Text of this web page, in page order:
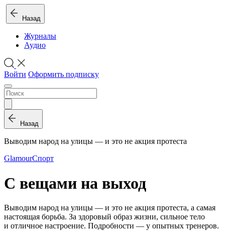
Назад
Журналы
Аудио
Войти Оформить подписку
Назад
Выводим народ на улицы — и это не акция протеста
GlamourСпорт
С вещами на выход
Выводим народ на улицы — и это не акция протеста, а самая
настоящая борьба. За здоровый образ жизни, сильное тело
и отличное настроение. Подробности — у опытных тренеров.